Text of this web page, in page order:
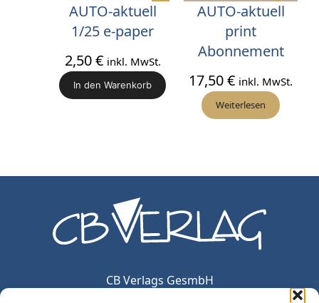
AUTO-aktuell
1/25 e-paper
2,50€ inkl. MwSt.
In den Warenkorb
AUTO-aktuell
print
Abonnement
17,50€ inkl. MwSt.
Weiterlesen
CB Verlags GesmbH